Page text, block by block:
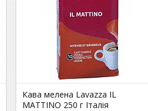
Кава мелена Lavazza IL
MATTINO 250 г Італія